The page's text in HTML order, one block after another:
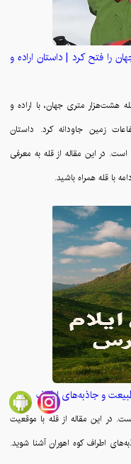
را فتح کرد | داستان اراده و
حسامی‌فرد، نخستین بانوی ایرانی فاتح ۱۴ قله هشت‌هزار متری جهان، با اراده و
زمین جاودانه کرد. داستان
است. در این مقاله از قله به معرفی
با قله همراه باشید.
و جاذبه‌های اطراف
در این مقاله از قله با موقعیت
اطراف کوه اهوران آشنا شوید.